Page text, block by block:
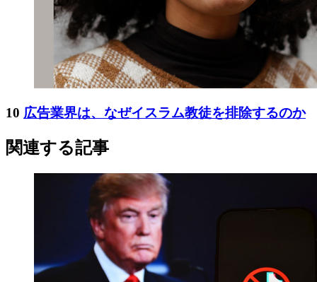
10 広告業界は、なぜイスラム教徒を排除するのか
関連する記事